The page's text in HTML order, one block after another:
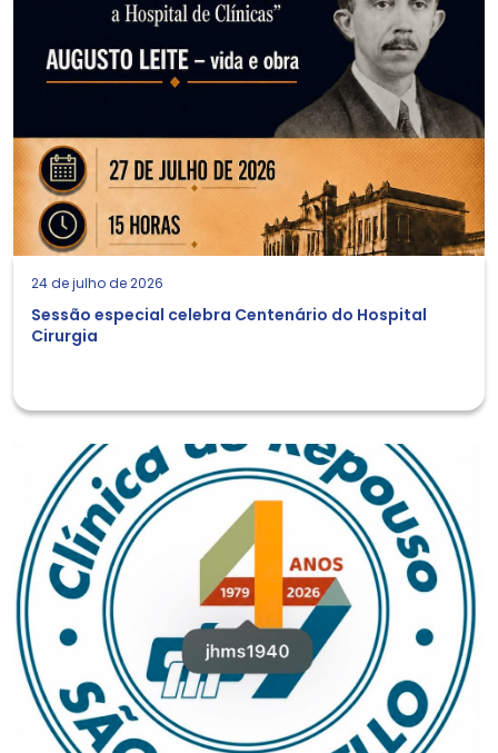
24 de julho de 2026
Sessão especial celebra Centenário do Hospital
Cirurgia